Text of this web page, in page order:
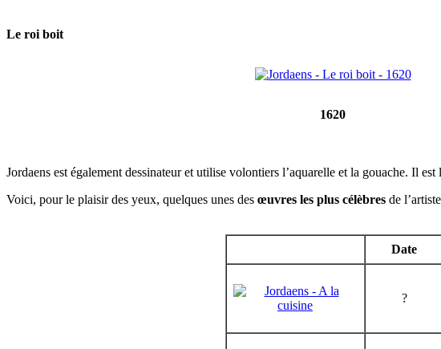
Le roi boit
1620
Jordaens est également dessinateur et utilise volontiers l’aquarelle et la gouache. Il
Voici, pour le plaisir des yeux, quelques unes des œuvres les plus célèbres de
Date
?